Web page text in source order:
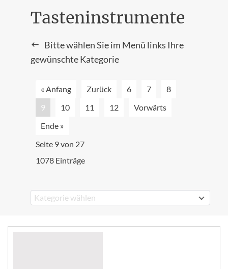
Tasteninstrumente
Bitte wählen Sie im Menü links Ihre
gewünschte Kategorie
« Anfang Zurück 6 7
8
9
10 11 12
Vorwärts
Ende »
Seite 9 von 27
1078 Einträge
Kategorie wählen